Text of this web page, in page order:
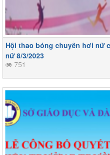
Hội thao bóng chuyền hơi nữ
nữ 8/3/2023
751